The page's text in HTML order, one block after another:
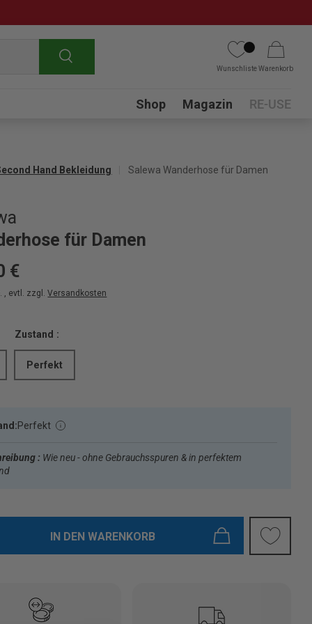
Suchen
WunschlisteWarenkorb
Submenu
Shop Magazin RE-USE
Hand Bekleidung Salewa Wanderhose für Damen
für Damen
€
, evtl. zzgl.Versandkosten
Zustand :
Perfekt
Perfekt
: Wie neu - ohne Gebrauchsspuren & in perfektem
IN DEN WARENKORB